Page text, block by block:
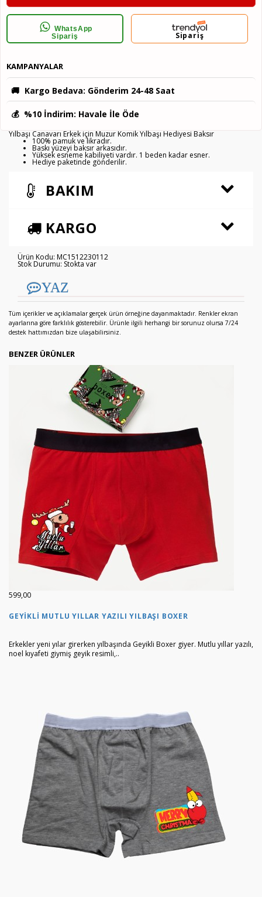
WhatsApp
Sipariş
Sipariş
KAMPANYALAR
🚚 Kargo Bedava: Gönderim 24-48 Saat
💰 %10 İndirim: Havale İle Öde
Yılbaşı Canavarı Erkek için Muzur Komik Yılbaşı Hediyesi Baksır
100% pamuk ve likradır.
Baskı yüzeyi baksır arkasıdır.
Yüksek esneme kabiliyeti vardır. 1 beden kadar esner.
Hediye paketinde gönderilir.
BAKIM
KARGO
Ürün Kodu: MC1512230112
Stok Durumu: Stokta var
YAZ
Tüm içerikler ve açıklamalar gerçek ürün örneğine dayanmaktadır. Renkler ekran
ayarlarına göre farklılık gösterebilir. Ürünle ilgili herhangi bir sorunuz olursa 7/24
destek hattımızdan bize ulaşabilirsiniz.
BENZER ÜRÜNLER
599,00
GEYIKLI MUTLU YILLAR YAZILI YILBAŞI BOXER
Erkekler yeni yılar girerken yılbaşında Geyikli Boxer giyer. Mutlu yıllar yazılı,
noel kıyafeti giymiş geyik resimli,..